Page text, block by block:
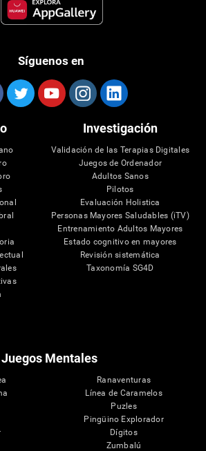
Síguenos en
Investigación
Validación de las Terapias Digitales
Juegos de Ordenador
Adultos Sanos
Pilotos
Evaluación Holistica
Personas Mayores Saludables (iTV)
Entrenamiento Adultos Mayores
Estado cognitivo en mayores
Revisión sistemática
Taxonomía SG4D
Juegos Mentales
Ranaventuras
Línea de Caramelos
Puzles
Pingüino Explorador
Dígitos
Zumbalú